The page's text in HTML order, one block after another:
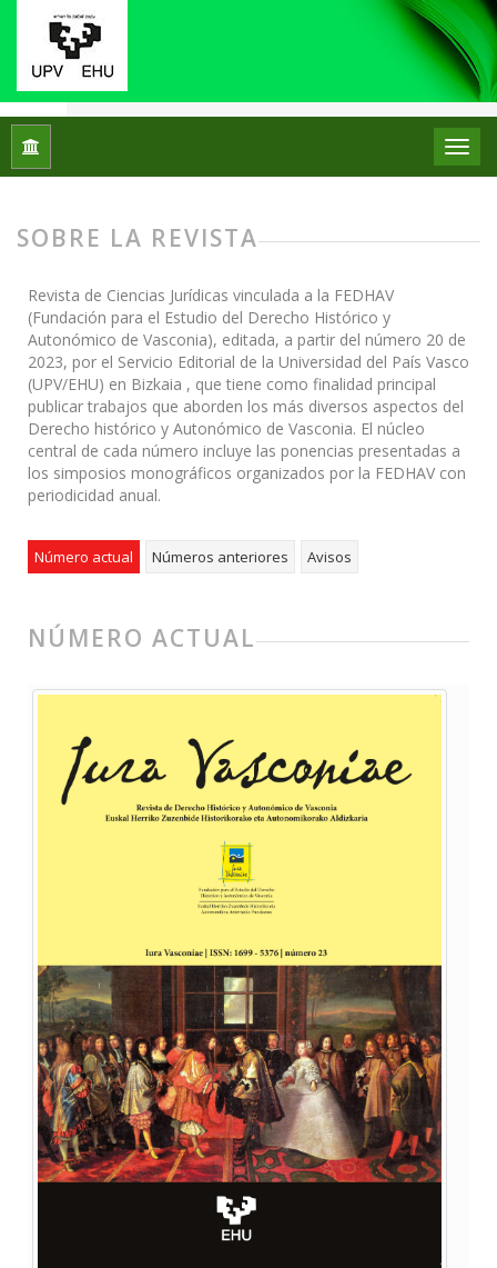
Inicio Iura Vasconiae. Revista de Derecho Histórico y
SOBRE LA REVISTA
Revista de Ciencias Jurídicas vinculada a la FEDHAV
(Fundación para el Estudio del Derecho Histórico y
Autonómico de Vasconia), editada, a partir del número 20 de
2023, por el Servicio Editorial de la Universidad del País Vasco
(UPV/EHU) en Bizkaia , que tiene como finalidad principal
publicar trabajos que aborden los más diversos aspectos del
Derecho histórico y Autonómico de Vasconia. El núcleo
central de cada número incluye las ponencias presentadas a
los simposios monográficos organizados por la FEDHAV con
periodicidad anual.
Número actual Números anteriores Avisos
NÚMERO ACTUAL